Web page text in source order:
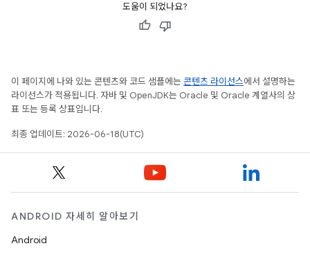
도움이 되었나요?
이 페이지에 나와 있는 콘텐츠와 코드 샘플에는 콘텐츠 라이선스에서 설명하는
라이선스가 적용됩니다. 자바 및 OpenJDK는 Oracle 및 Oracle 계열사의 상
표 또는 등록 상표입니다.
최종 업데이트: 2026-06-18(UTC)
ANDROID 자세히 알아보기
Android